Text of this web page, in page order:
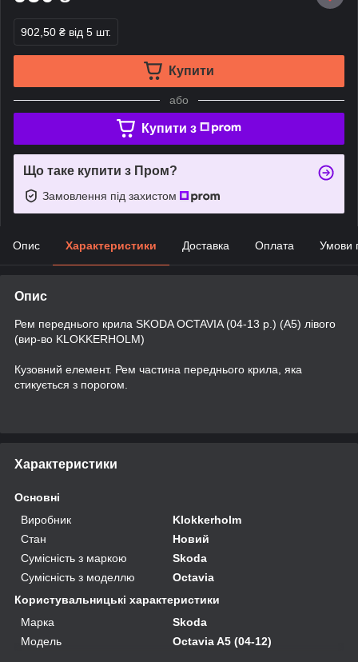
902,50 ₴ від 5 шт.
Купити
або
Купити з
Що таке купити з Пром?
Замовлення під захистом
Опис Характеристики Доставка Оплата Умови
Опис
Рем переднього крила SKODA OCTAVIA (04-13 р.) (А5) лівого
(вир-во KLOKKERHOLM)
Кузовний елемент. Рем частина переднього крила, яка
стикується з порогом.
Характеристики
Основні
Виробник
Klokkerholm
Стан
Новий
Сумісність з маркою
Skoda
Сумісність з моделлю
Octavia
Користувальницькі характеристики
Марка
Skoda
Мoдель
Octavia A5 (04-12)